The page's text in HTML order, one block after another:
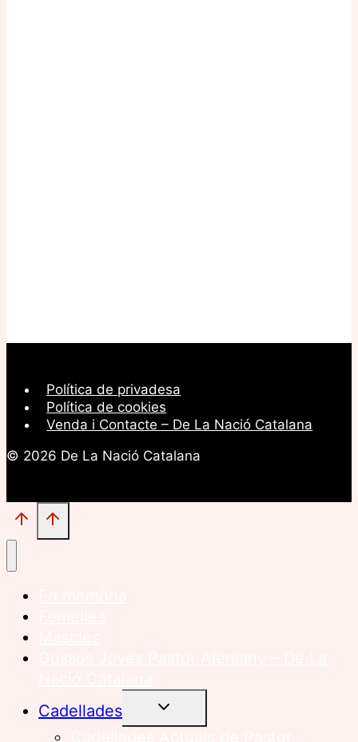
Política de privadesa
Política de cookies
Venda i Contacte – De La Nació Catalana
© 2026 De La Nació Catalana
Cadellades
ALTERNA
EL
MENÚ